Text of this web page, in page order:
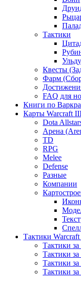
Тактики
Квесты
Фарм
FAQ для
Книги по
Карты Warcraft
Dota
Арена
TD
RPG
Melee
Defense
Разные
Компании
Тактики
Тактики
Тактики
Тактики
Тактики